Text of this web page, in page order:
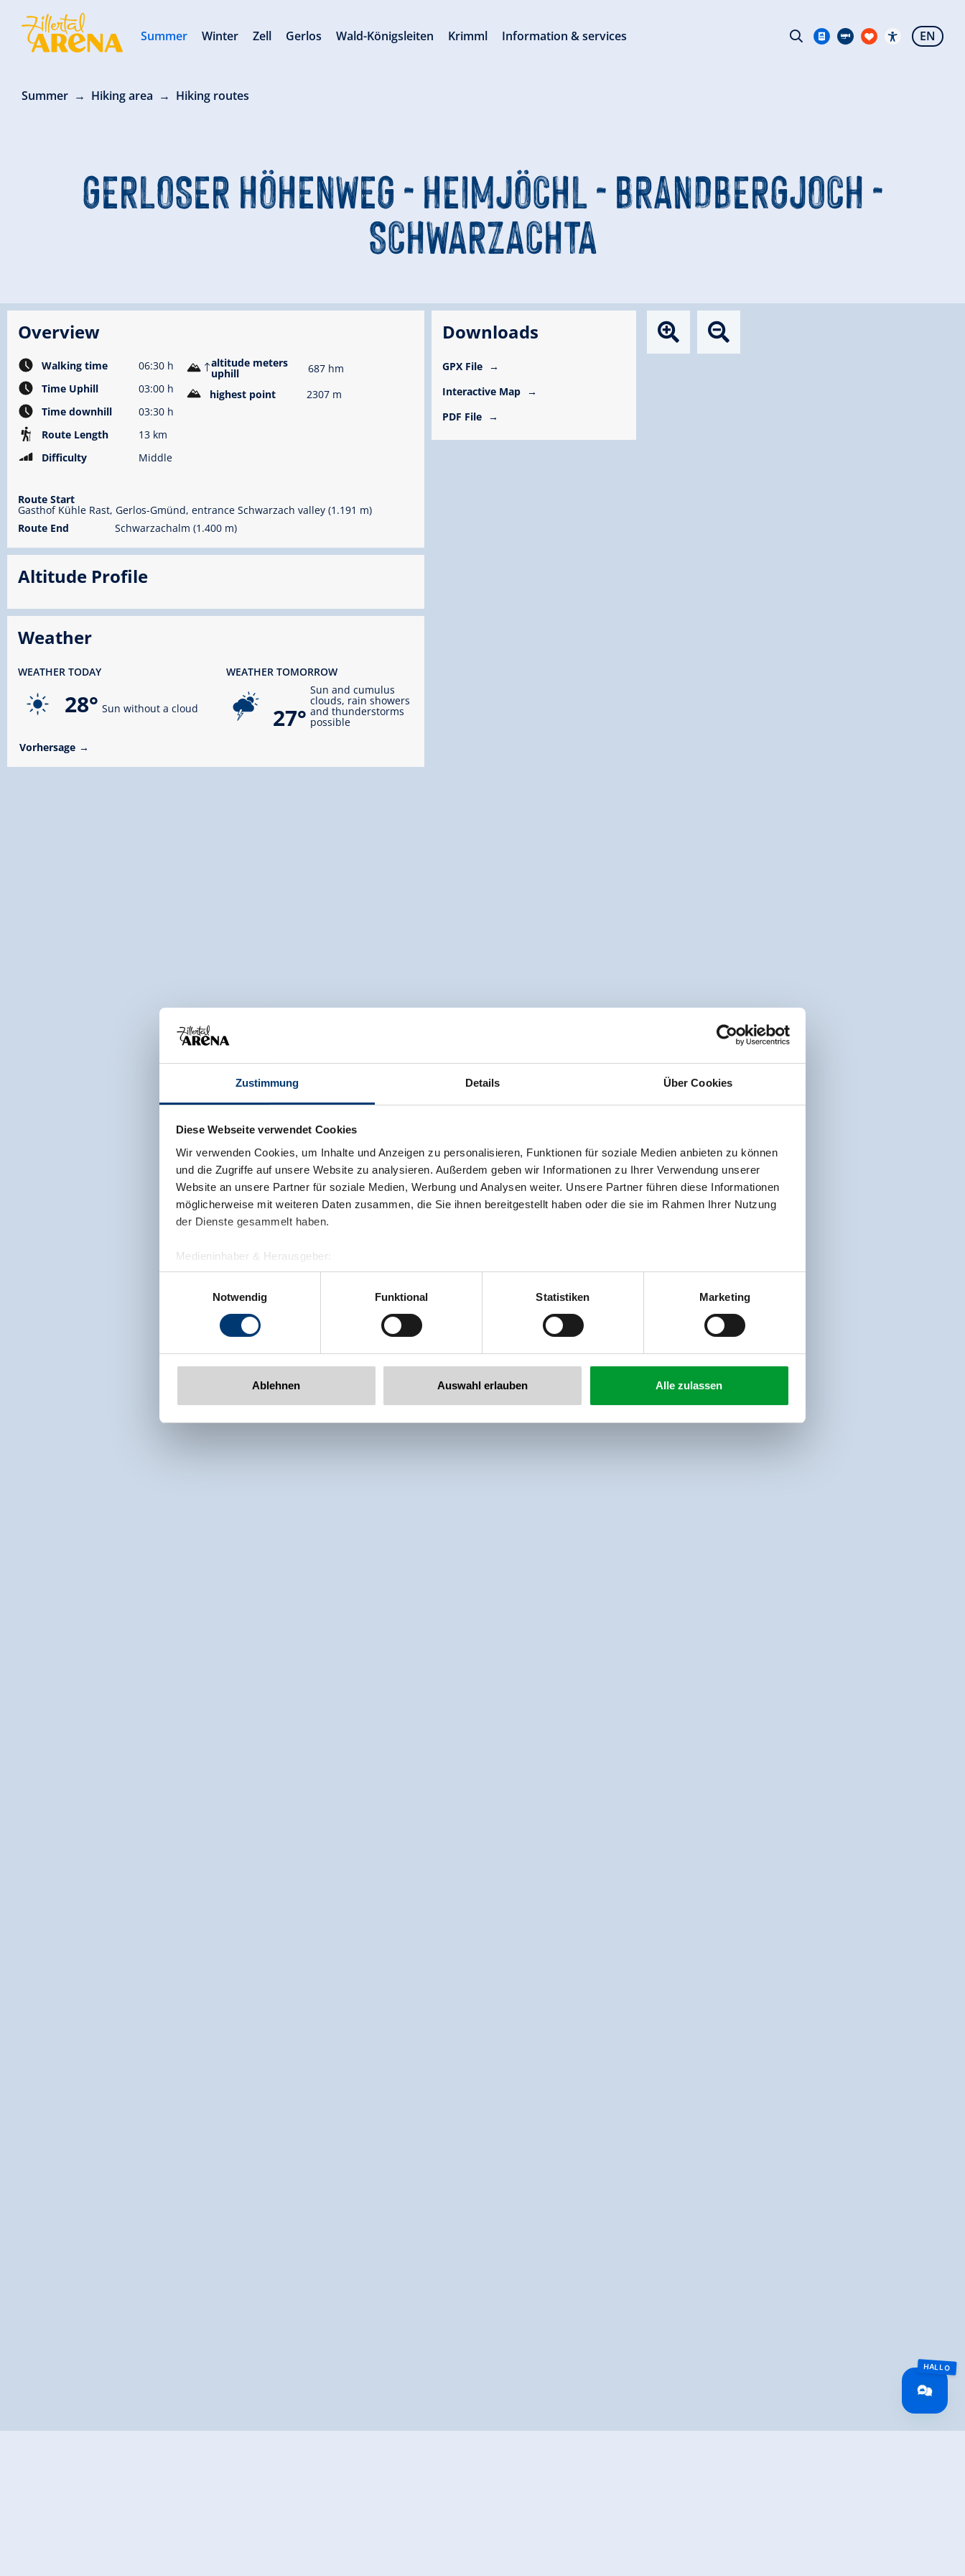
Zustimmung Details Über Cookies
Diese Webseite verwendet Cookies
Wir verwenden Cookies, um Inhalte und Anzeigen zu personalisieren, Funktionen für soziale Medien anbieten zu können
und die Zugriffe auf unsere Website zu analysieren. Außerdem geben wir Informationen zu Ihrer Verwendung unserer
Website an unsere Partner für soziale Medien, Werbung und Analysen weiter. Unsere Partner führen diese Informationen
möglicherweise mit weiteren Daten zusammen, die Sie ihnen bereitgestellt haben oder die sie im Rahmen Ihrer Nutzung
der Dienste gesammelt haben.
Medieninhaber & Herausgeber:
Zeller Bergbahnen Zillertal GmbH & Co KG
Rohr 23// A-6280 Zell am Ziller
www.zillertalarena.com
Notwendig
Funktional Statistiken Marketing
Ablehnen Auswahl erlauben Alle zulassen
Summer Hiking area Hiking routes
GERLOSER HÖHENWEG - HEIMJÖCHL - BRANDBERGJOCH -
SCHWARZACHTA
Overview
Walking time
06:30 h
Time Uphill
03:00 h
Time downhill
03:30 h
Route Length
13 km
Difficulty
Middle
altitude meters
uphill
687 hm
highest point
2307 m
Route Start
Gasthof Kühle Rast, Gerlos-Gmünd, entrance Schwarzach valley (1.191 m)
Route End
Schwarzachalm (1.400 m)
Altitude Profile
Weather
WEATHER TODAY
28° Sun without a cloud
WEATHER TOMORROW
27°
Sun and cumulus
clouds, rain showers
and thunderstorms
possible
Vorhersage
Downloads
GPX File
Interactive Map
PDF File
Summer Winter Zell Gerlos Wald-Königsleiten Krimml Information & services EN